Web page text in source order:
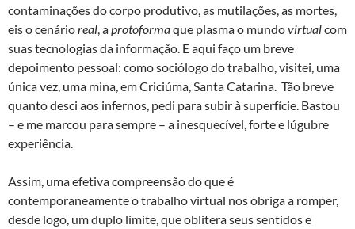
contaminações do corpo produtivo, as mutilações, as mortes,
eis o cenárioreal, aprotoformaque plasma o mundovirtualcom
suas tecnologias da informação. E aqui faço um breve
depoimento pessoal: como sociólogo do trabalho, visitei, uma
única vez, uma mina, em Criciúma, Santa Catarina. Tão breve
quanto desci aos infernos, pedi para subir à superfície. Bastou
– e me marcou para sempre – a inesquecível, forte e lúgubre
experiência.
Assim, uma efetiva compreensão do que é
contemporaneamente o trabalho virtual nos obriga a romper,
desde logo, um duplo limite, que oblitera seus sentidos e